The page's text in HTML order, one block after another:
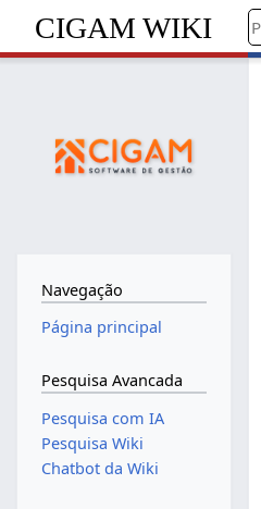
CIGAM WIKI
Navegação
Página principal
Pesquisa Avancada
Pesquisa com IA
Pesquisa Wiki
Chatbot da Wiki